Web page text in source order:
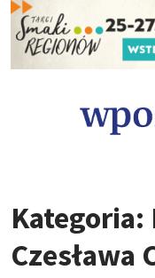
Kategoria:
Czesława